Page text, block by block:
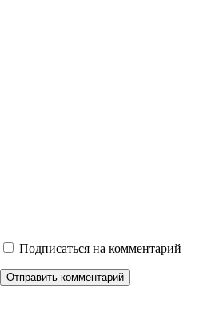
Подписаться на комментарий
Отправить комментарий